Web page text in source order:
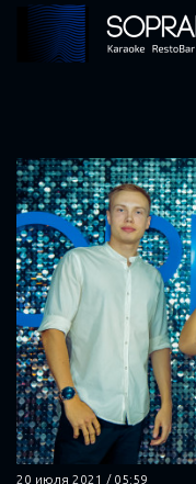
20 июля 2021 / 05:59